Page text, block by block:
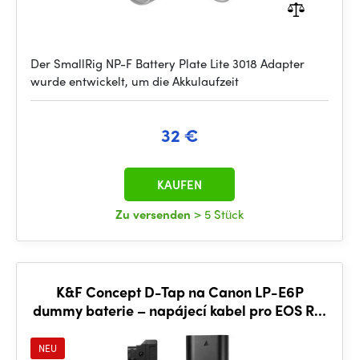
Der SmallRig NP-F Battery Plate Lite 3018 Adapter
wurde entwickelt, um die Akkulaufzeit
32 €
Zu versenden > 5 Stück
KAUFEN
K&F Concept D-Tap na Canon LP-E6P
dummy baterie – napájecí kabel pro EOS R5,
NEU